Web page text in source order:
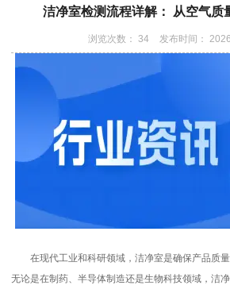
洁净室检测流程详解： 从空气质
浏览次数： 34 发布时间：
在现代工业和科研领域，洁净室是确保产品质
无论是在制药、半导体制造还是生物科技领域，洁